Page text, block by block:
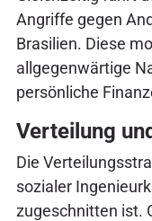
Angriffe gegen
Brasilien. Diese
allgegenwärtige
persönliche
Verteilung
Die
sozialer
zugeschnitten ist.